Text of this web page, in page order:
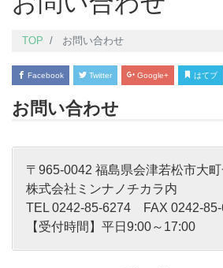
TOP お問い合わせ
Facebook Twitter Google+ はてブ
お問い合わせ
〒965-0042 福島県会津若松市大
株式会社ミンナノチカラ内
TEL 0242-85-6274 FAX 0242-
【受付時間】平日9:00～17:00